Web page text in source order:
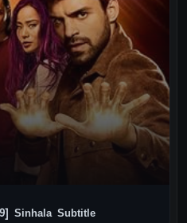
Sinhala Subtitle